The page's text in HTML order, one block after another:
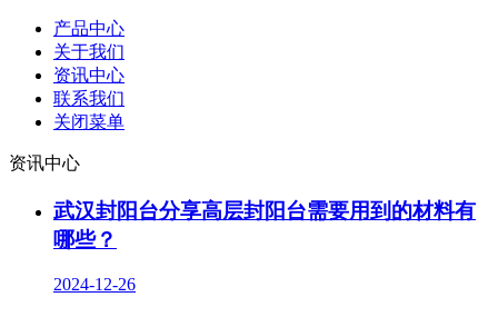
产品中心
关于我们
资讯中心
联系我们
关闭菜单
资讯中心
武汉封阳台分享高层封阳台需要用到的材料有
哪些？
2024-12-26